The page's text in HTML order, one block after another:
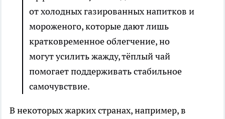
от холодных газированных напитков и
мороженого, которые дают лишь
кратковременное облегчение, но
могут усилить жажду, тёплый чай
помогает поддерживать стабильное
самочувствие.
В некоторых жарких странах, например, в